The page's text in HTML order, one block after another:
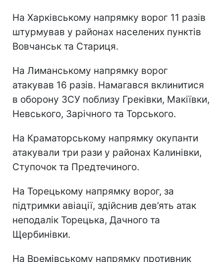
На Харківському напрямку ворог 11 разів
штурмував у районах населених пунктів
Вовчанськ та Стариця.
На Лиманському напрямку ворог
атакував 16 разів. Намагався вклинитися
в оборону ЗСУ поблизу Греківки, Макіївки,
Невського, Зарічного та Торського.
На Краматорському напрямку окупанти
атакували три рази у районах Калинівки,
Ступочок та Предтечиного.
На Торецькому напрямку ворог, за
підтримки авіації, здійснив дев’ять атак
неподалік Торецька, Дачного та
Щербинівки.
На Времівському напрямку противник